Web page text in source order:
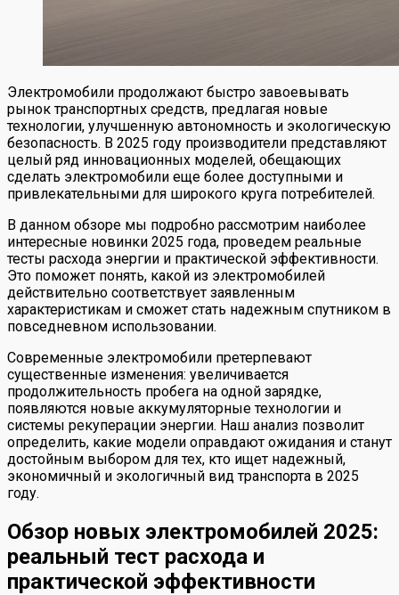
Электромобили продолжают быстро завоевывать
рынок транспортных средств, предлагая новые
технологии, улучшенную автономность и экологическую
безопасность. В 2025 году производители представляют
целый ряд инновационных моделей, обещающих
сделать электромобили еще более доступными и
привлекательными для широкого круга потребителей.
В данном обзоре мы подробно рассмотрим наиболее
интересные новинки 2025 года, проведем реальные
тесты расхода энергии и практической эффективности.
Это поможет понять, какой из электромобилей
действительно соответствует заявленным
характеристикам и сможет стать надежным спутником в
повседневном использовании.
Современные электромобили претерпевают
существенные изменения: увеличивается
продолжительность пробега на одной зарядке,
появляются новые аккумуляторные технологии и
системы рекуперации энергии. Наш анализ позволит
определить, какие модели оправдают ожидания и станут
достойным выбором для тех, кто ищет надежный,
экономичный и экологичный вид транспорта в 2025
году.
Обзор новых электромобилей 2025:
реальный тест расхода и
практической эффективности